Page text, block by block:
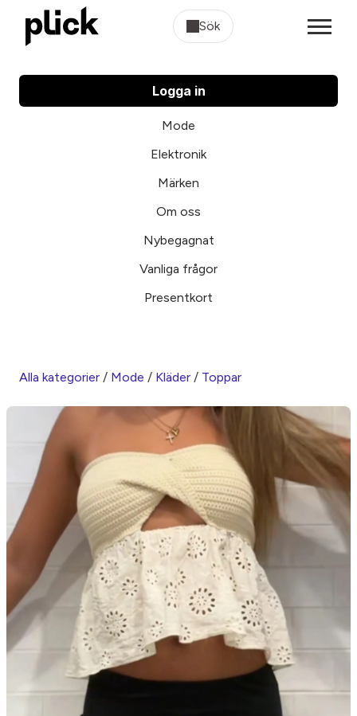
Sök
Logga in
Mode
Elektronik
Märken
Om oss
Nybegagnat
Vanliga frågor
Presentkort
Alla kategorier / Mode / Kläder / Toppar